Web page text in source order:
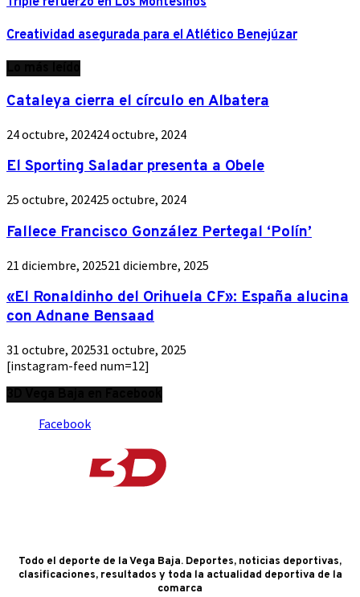
Creatividad asegurada para el Atlético Benejúzar
Cataleya cierra el círculo en Albatera
24 octubre, 202424 octubre, 2024
El Sporting Saladar presenta a Obele
25 octubre, 202425 octubre, 2024
Fallece Francisco González Pertegal ‘Polín’
21 diciembre, 202521 diciembre, 2025
«El Ronaldinho del Orihuela CF»: España alucina
con Adnane Bensaad
31 octubre, 202531 octubre, 2025
[instagram-feed num=12]
Facebook
Todo el deporte de la Vega Baja. Deportes, noticias deportivas,
clasificaciones, resultados y toda la actualidad deportiva de la
comarca